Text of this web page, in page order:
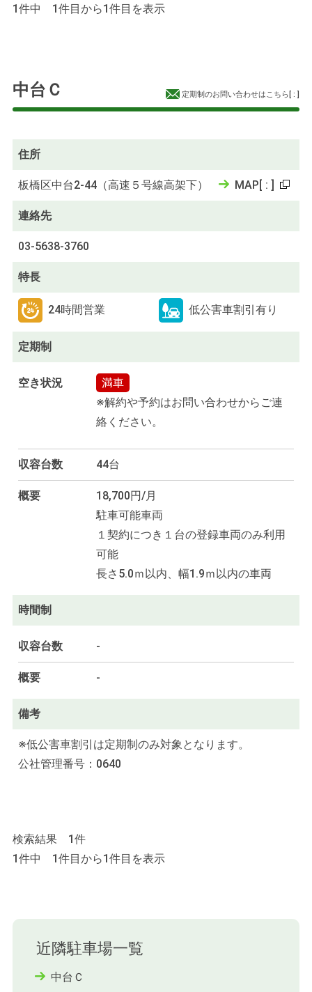
1件中 1件目から1件目を表示
中台Ｃ 定期制のお問い合わせはこちら :
住所
板橋区中台2-44（高速５号線高架下） MAP [ :]
連絡先
03-5638-3760
特長
24時間営業 低公害車割引有り
定期制
空き状況
満車
※解約や予約はお問い合わせからご連
絡ください。
収容台数 44台
概要
18,700円/月
駐車可能車両
１契約につき１台の登録車両のみ利用
可能
長さ5.0ｍ以内、幅1.9ｍ以内の車両
時間制
収容台数 -
概要 -
備考
※低公害車割引は定期制のみ対象となります。
公社管理番号：0640
検索結果 1件
1件中 1件目から1件目を表示
近隣駐車場一覧
中台Ｃ